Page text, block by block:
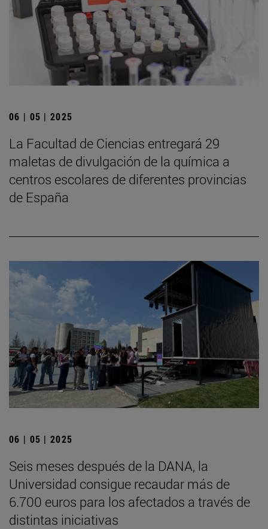
06 | 05 | 2025
La Facultad de Ciencias entregará 29
maletas de divulgación de la química a
centros escolares de diferentes provincias
de España
06 | 05 | 2025
Seis meses después de la DANA, la
Universidad consigue recaudar más de
6.700 euros para los afectados a través de
distintas iniciativas